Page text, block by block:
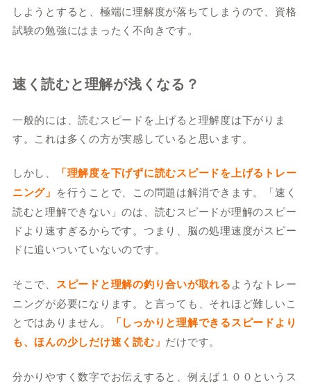
しようとすると、極端に理解度が落ちてしまうので、資格
試験の勉強にはまったく不向きです。
速く読むと理解が浅くなる？
一般的には、読むスピードを上げると理解度は下がりま
す。これは多くの方が実感していると思います。
しかし、
「理解度を下げずに読むスピードを上げるトレー
ニング」 を行うことで、この問題は解消できます。「速く
読むと理解できない」のは、読むスピードが理解のスピー
ドより速すぎるからです。つまり、脳の処理速度がスピー
ドに追いついていないのです。
そこで、 スピードと理解の釣り合いが取れるようなトレー
ニングが必要になります。と言っても、それほど難しいこ
とではありません。
「しっかりと理解できるスピードより
も、ほんの少しだけ速く読む」 だけです。
分かりやすく数字でお伝えすると、例えば１００というス